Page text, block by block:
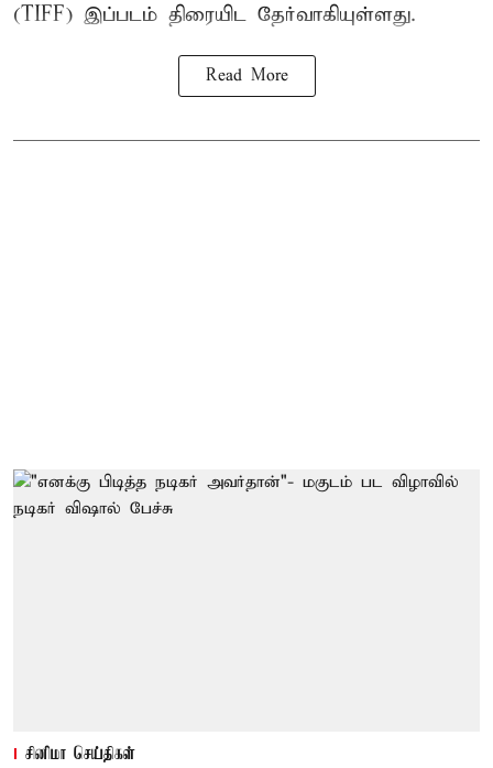
(TIFF) இப்படம் திரையிட தேர்வாகியுள்ளது.
Read More
சினிமா செய்திகள்